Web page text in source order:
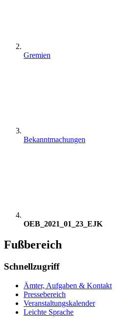
Gremien
Bekanntmachungen
OEB_2021_01_23_EJK
Fußbereich
Schnellzugriff
Ämter, Aufgaben & Kontakt
Pressebereich
Veranstaltungskalender
Leichte Sprache